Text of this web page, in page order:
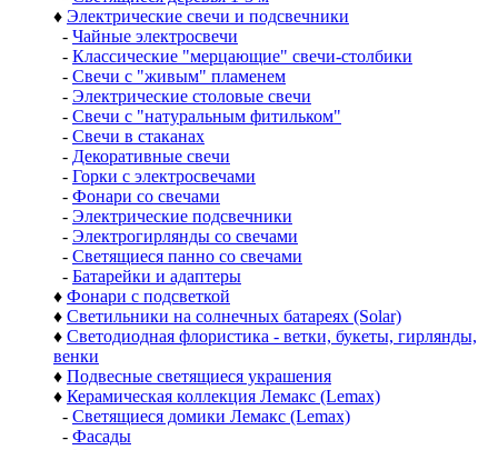
♦ Электрические свечи и подсвечники
- Чайные электросвечи
- Классические "мерцающие" свечи-столбики
- Свечи с "живым" пламенем
- Электрические столовые свечи
- Свечи с "натуральным фитильком"
- Свечи в стаканах
- Декоративные свечи
- Горки с электросвечами
- Фонари со свечами
- Электрические подсвечники
- Электрогирлянды со свечами
- Светящиеся панно со свечами
- Батарейки и адаптеры
♦ Фонари с подсветкой
♦ Светильники на солнечных батареях (Solar)
♦ Светодиодная флористика - ветки, букеты, гирлянды,
венки
♦ Подвесные светящиеся украшения
♦ Керамическая коллекция Лемакс (Lemax)
- Светящиеся домики Лемакс (Lemax)
- Фасады